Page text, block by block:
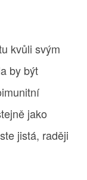
kvůli svým
by být
jako
jistá, raději